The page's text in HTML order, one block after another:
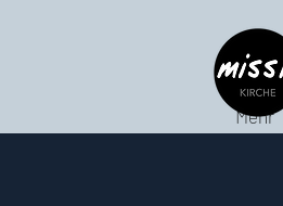
Mehr